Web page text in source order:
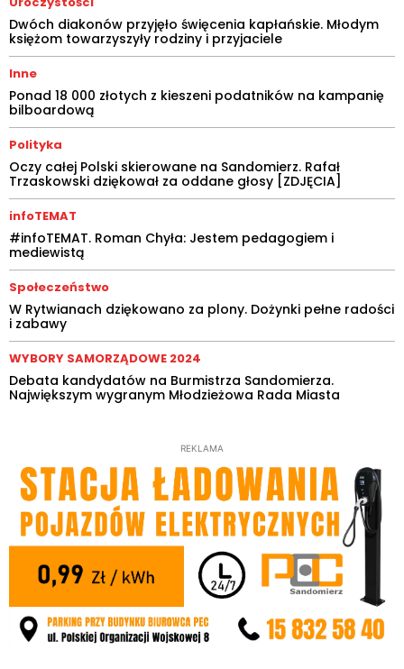
Dwóch diakonów przyjęło święcenia kapłańskie. Młodym
księżom towarzyszyły rodziny i przyjaciele
Inne
Ponad 18 000 złotych z kieszeni podatników na kampanię
bilboardową
Polityka
Oczy całej Polski skierowane na Sandomierz. Rafał
Trzaskowski dziękował za oddane głosy [ZDJĘCIA]
infoTEMAT
#infoTEMAT. Roman Chyła: Jestem pedagogiem i
mediewistą
Społeczeństwo
W Rytwianach dziękowano za plony. Dożynki pełne radości
i zabawy
WYBORY SAMORZĄDOWE 2024
Debata kandydatów na Burmistrza Sandomierza.
Największym wygranym Młodzieżowa Rada Miasta
REKLAMA